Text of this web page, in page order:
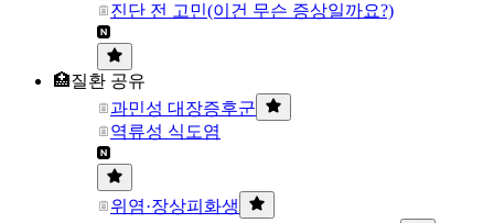
진단 전 고민(이건 무슨 증상일까요?)
🏥질환 공유
과민성 대장증후군
역류성 식도염
위염·장상피화생